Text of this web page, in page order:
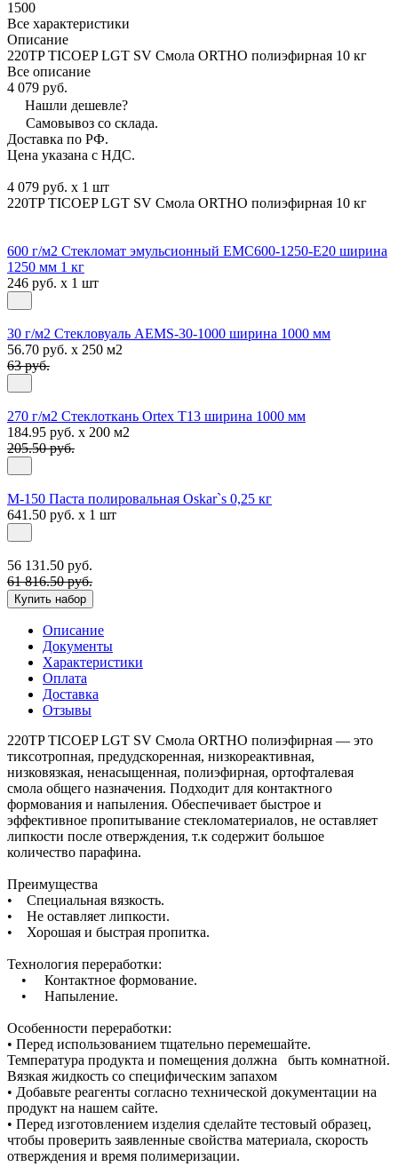
1500
Все характеристики
Описание
220TP TICOEP LGT SV Смола ORTHO полиэфирная 10 кг
Все описание
4 079 руб.
Нашли дешевле?
Самовывоз со склада.
Доставка по РФ.
Цена указана с НДС.
4 079 руб. x 1 шт
220TP TICOEP LGT SV Смола ORTHO полиэфирная 10 кг
600 г/м2 Стекломат эмульсионный EMC600-1250-E20 ширина
1250 мм 1 кг
246 руб. x 1 шт
30 г/м2 Стекловуаль AEMS-30-1000 ширина 1000 мм
56.70 руб. x 250 м2
63 руб.
270 г/м2 Стеклоткань Ortex Т13 ширина 1000 мм
184.95 руб. x 200 м2
205.50 руб.
М-150 Паста полировальная Oskar`s 0,25 кг
641.50 руб. x 1 шт
56 131.50 руб.
61 816.50 руб.
Купить набор
Описание
Документы
Характеристики
Оплата
Доставка
Отзывы
220TP TICOEP LGT SV Смола ORTHO полиэфирная — это
тиксотропная, предудскоренная, низкореактивная,
низковязкая, ненасыщенная, полиэфирная, ортофталевая
смола общего назначения. Подходит для контактного
формования и напыления. Обеспечивает быстрое и
эффективное пропитывание стекломатериалов, не оставляет
липкости после отверждения, т.к содержит большое
количество парафина.
Преимущества
• Специальная вязкость.
• Не оставляет липкости.
• Хорошая и быстрая пропитка.
Технология переработки:
• Контактное формование.
• Напыление.
Особенности переработки:
• Перед использованием тщательно перемешайте.
Температура продукта и помещения должна быть комнатной.
Вязкая жидкость со специфическим запахом
• Добавьте реагенты согласно технической документации на
продукт на нашем сайте.
• Перед изготовлением изделия сделайте тестовый образец,
чтобы проверить заявленные свойства материала, скорость
отверждения и время полимеризации.